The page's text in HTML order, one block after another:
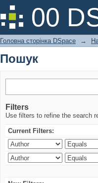
00
Пошук
Головна сторінка DSpace →
Пошук
Filters
Use filters to refine the search
Current Filters: